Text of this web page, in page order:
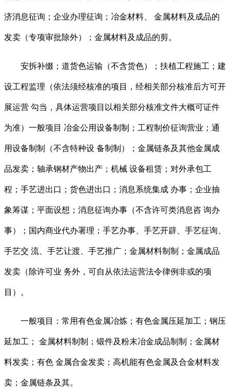
济消息征询；企业办理征询；冶金材料、 金属材料及成品的
发卖（专项审批除外）；金属材料及成品的剪。
安拆补缀；道货色运输（不含货色）；扶植工程施工；建
设工程监理（依法须经核准的项目，经相关部分核准后方可开
展运营 勾当，具体运营项目以相关部分核准文件大概可证件
为准）一般项目 冶金公用设备制制；工程制价征询营业；通
用设备制制（不含特种设 备制制）；金属链条及其他金属成
品发卖；轴承钢材产物出产；机械 设备租赁；对外承包工
程；手艺进出口；货色进出口；消息系统集成 办事；企业抽
象筹谋；平面设想；消息征询办事（不含许可类消息咨 询办
事）；国内商业代办署理；手艺办事、手艺开辟、手艺征询、
手艺交 流、手艺让渡、手艺推广；金属材料制制；金属成品
发卖（除许可业 务外，可自从依法运营法令律例非或的项
目）。
一般项目：常用有色金属冶炼；有色金属压延加工；钢压
延加工； 金属材料制制；锻件及粉末冶金成品制制；金属材
料发卖；有色 金属合金发卖；高机能有色金属及合金材料发
卖；金属链条及其。